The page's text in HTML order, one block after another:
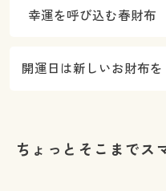
幸運を呼び込む春財布
開運日は新しいお財布を
ちょっとそこまでス